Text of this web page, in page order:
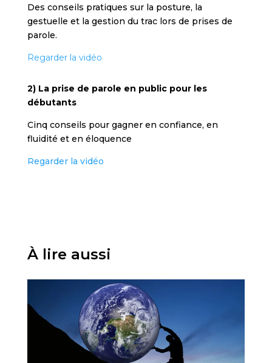
Des conseils pratiques sur la posture, la
gestuelle et la gestion du trac lors de prises de
parole.
Regarder la vidéo
2) La prise de parole en public pour les
débutants
Cinq conseils pour gagner en confiance, en
fluidité et en éloquence
Regarder la vidéo
À lire aussi